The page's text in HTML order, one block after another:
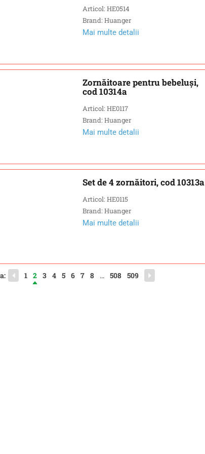
Articol: HE0514
Brand: Huanger
Mai multe detalii
Zornăitoare pentru bebeluși,
cod 10314a
Articol: HE0117
Brand: Huanger
Mai multe detalii
Set de 4 zornăitori, cod 10313a
Articol: HE0115
Brand: Huanger
Mai multe detalii
1 2 3 4 5 6 7 8 ... 508 509